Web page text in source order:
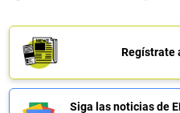
Regístrate
Siga las noticias de